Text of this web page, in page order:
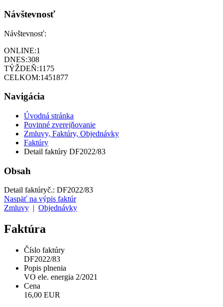
Návštevnosť
Návštevnosť:
ONLINE:1
DNES:308
TÝŽDEŇ:1175
CELKOM:1451877
Navigácia
Úvodná stránka
Povinné zverejňovanie
Zmluvy, Faktúry, Objednávky
Faktúry
Detail faktúry DF2022/83
Obsah
Detail faktúryč.: DF2022/83
Naspäť na výpis faktúr
Zmluvy
Objednávky
Faktúra
Číslo faktúry
DF2022/83
Popis plnenia
VO ele. energia 2/2021
Cena
16,00 EUR